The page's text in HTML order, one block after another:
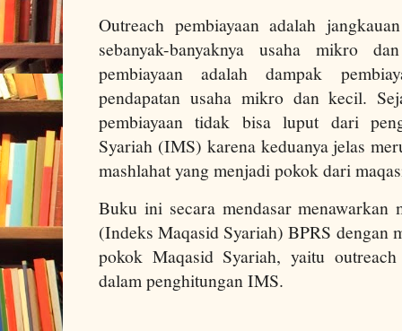
Outreach pembiayaan adalah
sebanyak-banyaknya usaha mikro
pembiayaan adalah dampak
pendapatan usaha mikro dan kecil.
pembiayaan tidak bisa luput dari
Syariah (IMS) karena keduanya jelas
mashlahat yang menjadi pokok dari
Buku ini secara mendasar
(Indeks Maqasid Syariah) BPRS dengan
pokok Maqasid Syariah, yaitu
dalam penghitungan IMS.